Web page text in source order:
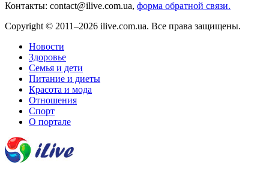
Контакты: contact@ilive.com.ua, форма обратной связи.
Copyright © 2011–2026 ilive.com.ua. Все права защищены.
Новости
Здоровье
Семья и дети
Питание и диеты
Красота и мода
Отношения
Спорт
О портале